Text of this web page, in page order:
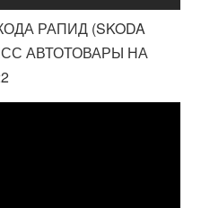
РАПИД (SKODA
АВТОТОВАРЫ НА